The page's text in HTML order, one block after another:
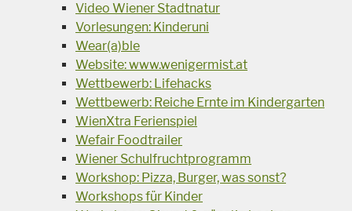
Video Wiener Stadtnatur
Vorlesungen: Kinderuni
Wear(a)ble
Website: www.wenigermist.at
Wettbewerb: Lifehacks
Wettbewerb: Reiche Ernte im Kindergarten
WienXtra Ferienspiel
Wefair Foodtrailer
Wiener Schulfruchtprogramm
Workshop: Pizza, Burger, was sonst?
Workshops für Kinder